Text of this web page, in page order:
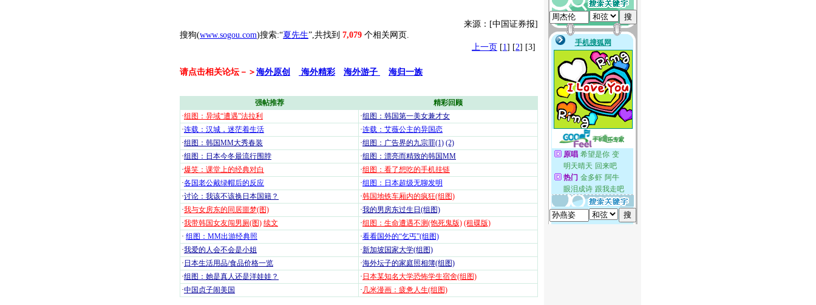
来源：[中国证券报]
搜狗(www.sogou.com)搜索:“夏先生”,共找到 7,079 个相关网页.
上一页 [1] [2] [3]
请点击相关论坛－＞ 海外原创 海外精彩 海外游子 海归一族
强帖推荐
精彩回顾
·组图：异域“遭遇”法拉利 ·组图：韩国第一美女兼才女
·连载：汉城，迷茫着生活 ·连载：艾薇公主的异国恋
·组图：韩国MM大秀春装 ·组图：广告界的九宗罪(1) (2)
·组图：日本今冬最流行围脖 ·组图：漂亮而精致的韩国MM
·爆笑：课堂上的经典对白 ·组图：看了想吃的手机挂链
·各国老公戴绿帽后的反应 ·组图：日本超级无聊发明
·讨论：我该不该换日本国籍？ ·韩国地铁车厢内的疯狂(组图)
·我与女房东的同居噩梦(图) ·我的男房东过生日(组图)
·我带韩国女友闯男厕(图) 续文 ·组图：生命遭遇不测(饱死鬼版) (租碟版)
· 组图：MM出游经典照 ·看看国外的“乞丐”(组图)
·我爱的人会不会是小姐 ·新加坡国家大学(组图)
· 日本生活用品/食品价格一览 ·海外坛子的家庭照相簿(组图)
·组图：她是真人还是洋娃娃？ · 日本某知名大学恐怖学生宿舍(组图)
·中国贞子闹美国 · 几米漫画：疲惫人生(组图)